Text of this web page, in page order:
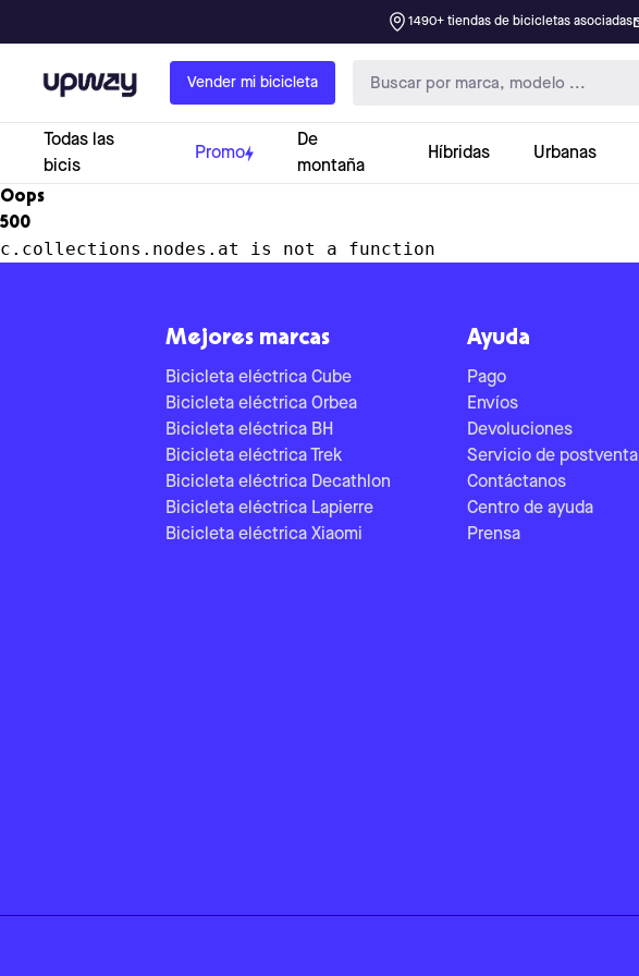
1490+ tiendas de bicicletas asociadas
Upway Vender mi bicicleta
Todas las
bicis
Promo
De
montaña
Híbridas Urbanas
Oops
500
c.collections.nodes.at is not a function
Mejores marcas
Bicicleta eléctrica Cube
Bicicleta eléctrica Orbea
Bicicleta eléctrica BH
Bicicleta eléctrica Trek
Bicicleta eléctrica Decathlon
Bicicleta eléctrica Lapierre
Bicicleta eléctrica Xiaomi
Ayuda
Pago
Envíos
Devoluciones
Servicio de postventa
Contáctanos
Centro de ayuda
Prensa